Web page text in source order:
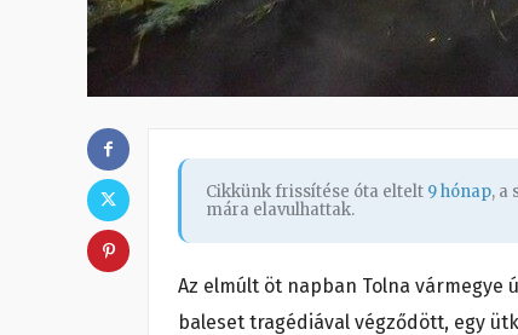
Cikkünk frissítése óta eltelt 9 hónap, a
mára elavulhattak.
Az elmúlt öt napban Tolna vármegye
baleset tragédiával végződött, egy